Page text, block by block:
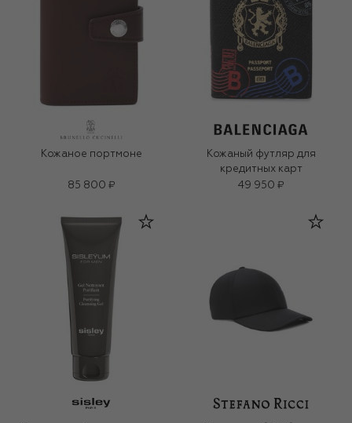
Кожаное портмоне
85 800 ₽
Кожаный футляр для
кредитных карт
49 950 ₽